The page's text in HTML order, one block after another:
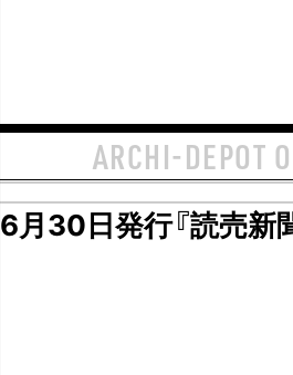
ARCHI-DEPOT
6月30日発行『読売新